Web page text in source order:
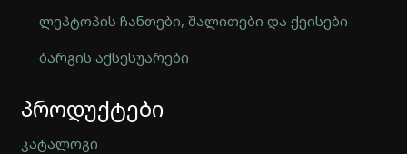
ლეპტოპის ჩანთები, შალითები და ქეისები
ბარგის აქსესუარები
Hierarchic
Categories
in
პროდუქტები
კატალოგი